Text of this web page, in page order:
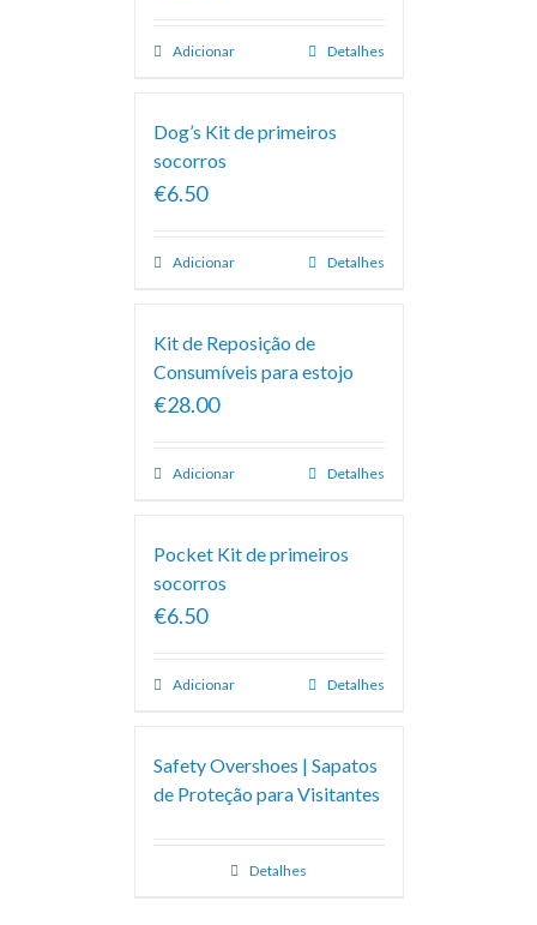
Adicionar Detalhes
Dog’s Kit de primeiros
socorros
€6.50
Adicionar Detalhes
Kit de Reposição de
Consumíveis para estojo
€28.00
Adicionar Detalhes
Pocket Kit de primeiros
socorros
€6.50
Adicionar Detalhes
Safety Overshoes | Sapatos
de Proteção para Visitantes
Detalhes